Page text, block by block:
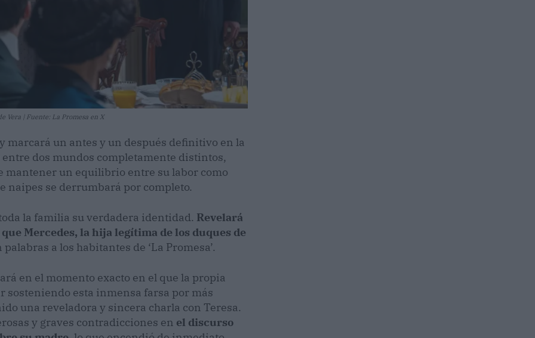
Vera | Fuente: La Promesa en X
marcará un antes y un después definitivo en la
dos mundos completamente distintos,
mantener un equilibrio entre su labor como
naipes se derrumbará por completo.
la familia su verdadera identidad. Revelará
Mercedes, la hija legítima de los duques de
a los habitantes de ‘La Promesa’.
en el momento exacto en el que la propia
sosteniendo esta inmensa farsa por más
una reveladora y sincera charla con Teresa.
y graves contradicciones en el discurso